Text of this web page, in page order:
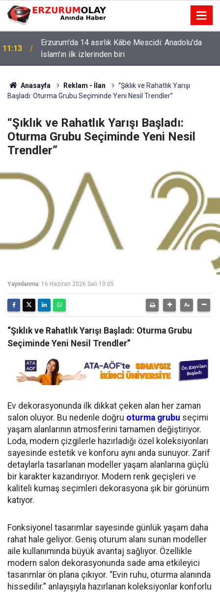
11:13
Erzurum'da 14 asırlık Kâbe Mescidi: Anadolu'da
İslam'ın ilk izlerinden biri
Anasayfa Reklam - İlan
“Şıklık ve Rahatlık Yarışı
Başladı: Oturma Grubu Seçiminde Yeni Nesil Trendler”
“Şıklık ve Rahatlık Yarışı Başladı:
Oturma Grubu Seçiminde Yeni Nesil
Trendler”
Yayınlanma: 16 Haziran 2026 Salı 10:05
“Şıklık ve Rahatlık Yarışı Başladı: Oturma Grubu
Seçiminde Yeni Nesil Trendler”
Ev dekorasyonunda ilk dikkat çeken alan her zaman
salon oluyor. Bu nedenle doğru oturma grubu seçimi
yaşam alanlarının atmosferini tamamen değiştiriyor.
Loda, modern çizgilerle hazırladığı özel koleksiyonları
sayesinde estetik ve konforu aynı anda sunuyor. Zarif
detaylarla tasarlanan modeller yaşam alanlarına güçlü
bir karakter kazandırıyor. Modern renk geçişleri ve
kaliteli kumaş seçimleri dekorasyona şık bir görünüm
katıyor.
Fonksiyonel tasarımlar sayesinde günlük yaşam daha
rahat hale geliyor. Geniş oturum alanı sunan modeller
aile kullanımında büyük avantaj sağlıyor. Özellikle
modern salon dekorasyonunda sade ama etkileyici
tasarımlar ön plana çıkıyor. “Evin ruhu, oturma alanında
hissedilir.” anlayışıyla hazırlanan koleksiyonlar konforlu